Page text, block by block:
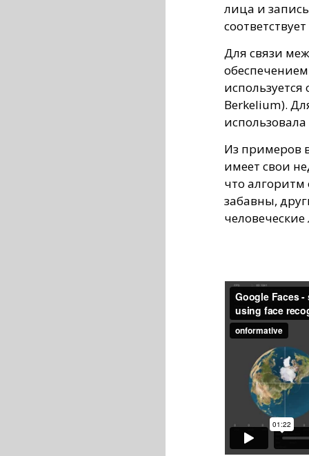
лица и
Для связи
Berkelium).
Из примеров
имеет свои
что алгоритм
забавны,